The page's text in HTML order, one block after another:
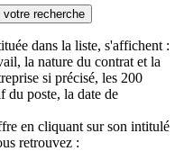
recherche
dans la liste, s'affichent :
la nature du contrat et la
si précisé, les 200
du poste, la date de
en cliquant sur son intitulé
retrouvez :